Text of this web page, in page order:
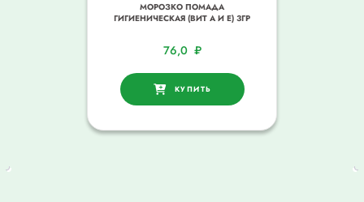
МОРОЗКО ПОМАДА
ГИГИЕНИЧЕСКАЯ (ВИТ А И Е) 3ГР
76,0 ₽
КУПИТЬ